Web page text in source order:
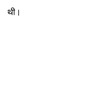
थी।